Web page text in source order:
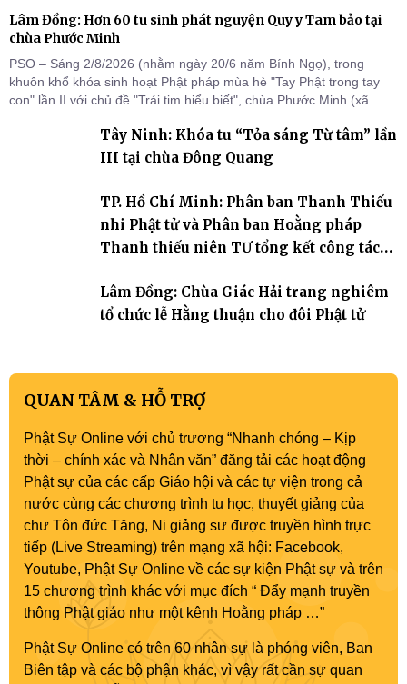
Lâm Đồng: Hơn 60 tu sinh phát nguyện Quy y Tam bảo tại
chùa Phước Minh
PSO – Sáng 2/8/2026 (nhằm ngày 20/6 năm Bính Ngọ), trong
khuôn khổ khóa sinh hoạt Phật pháp mùa hè "Tay Phật trong tay
con" lần II với chủ đề "Trái tim hiểu biết", chùa Phước Minh (xã
cho hơn 60 tu sinh.Tây Ninh: Khóa tu “Tỏa sáng Từ tâm” lần
III tại chùa Đông Quang
TP. Hồ Chí Minh: Phân ban Thanh Thiếu
nhi Phật tử và Phân ban Hoằng pháp
Thanh thiếu niên TƯ tổng kết công tác
Lâm Đồng: Chùa Giác Hải trang nghiêm
tổ chức lễ Hằng thuận cho đôi Phật tử
QUAN TÂM & HỖ TRỢ
Phật Sự Online với chủ trương “Nhanh chóng – Kịp
thời – chính xác và Nhân văn” đăng tải các hoạt động
Phật sự của các cấp Giáo hội và các tự viện trong cả
nước cùng các chương trình tu học, thuyết giảng của
chư Tôn đức Tăng, Ni giảng sư được truyền hình trực
tiếp (Live Streaming) trên mạng xã hội: Facebook,
Youtube, Phật Sự Online về các sự kiện Phật sự và trên
15 chương trình khác với mục đích “ Đẩy mạnh truyền
thông Phật giáo như một kênh Hoằng pháp …”
Phật Sự Online có trên 60 nhân sự là phóng viên, Ban
Biên tập và các bộ phận khác, vì vậy rất cần sự quan